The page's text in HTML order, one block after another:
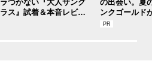
ラつかない『大人サング
ラス』試着＆本音レビュ
の出会い。夏
ンクゴールド
SUMMER